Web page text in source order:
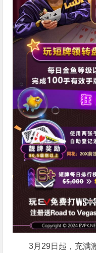
3月29日起，充满